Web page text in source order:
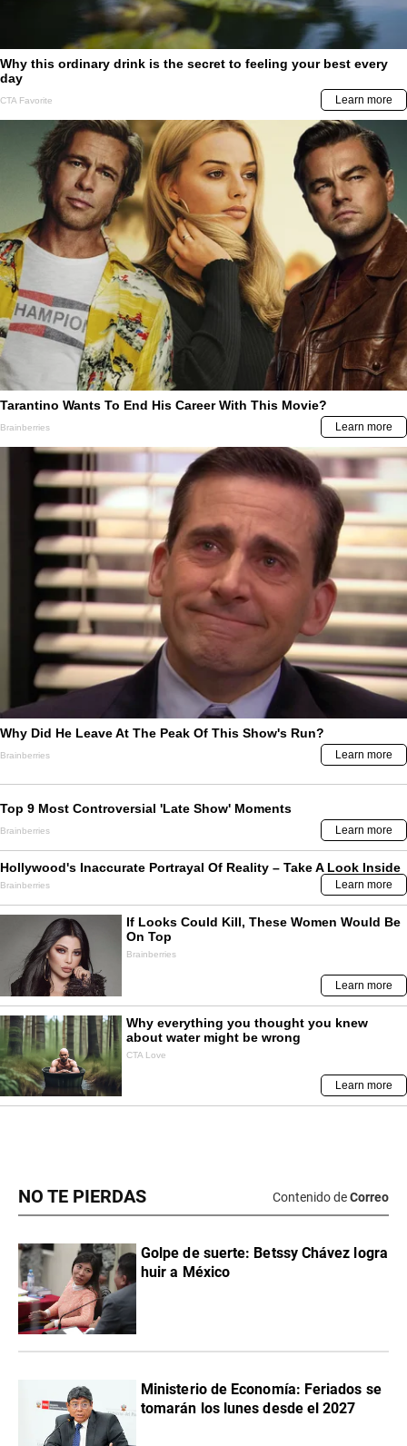
NO TE PIERDAS Contenido deCorreo
Golpe de suerte: Betssy Chávez logra
huir a México
Ministerio de Economía: Feriados se
tomarán los lunes desde el 2027